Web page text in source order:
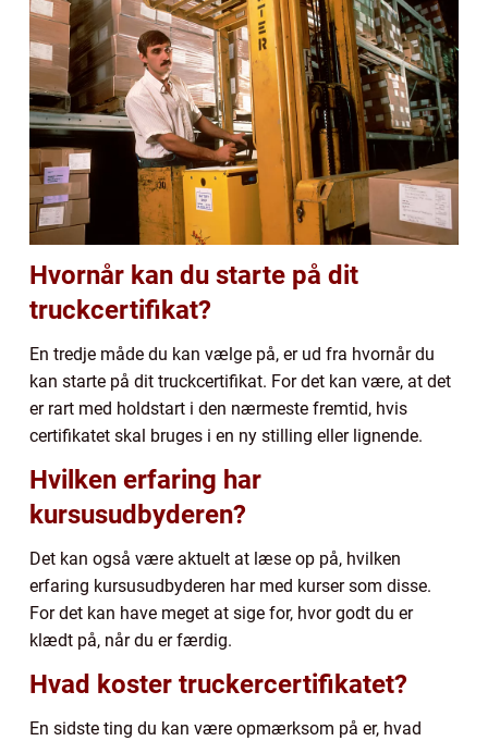
Hvornår kan du starte på dit
truckcertifikat?
En tredje måde du kan vælge på, er ud fra hvornår du
kan starte på dit truckcertifikat. For det kan være, at det
er rart med holdstart i den nærmeste fremtid, hvis
certifikatet skal bruges i en ny stilling eller lignende.
Hvilken erfaring har
kursusudbyderen?
Det kan også være aktuelt at læse op på, hvilken
erfaring kursusudbyderen har med kurser som disse.
For det kan have meget at sige for, hvor godt du er
klædt på, når du er færdig.
Hvad koster truckercertifikatet?
En sidste ting du kan være opmærksom på er, hvad